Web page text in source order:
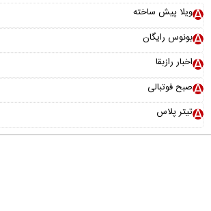
ویلا پیش ساخته
بونوس رایگان
اخبار رازبقا
صبح فوتبالی
تیتر پلاس